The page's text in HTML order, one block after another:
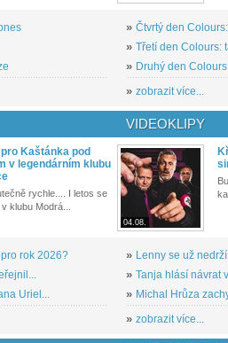
» Čtvrtý den
» Třetí den Colours:
» Druhý den
» zobrazit více...
Kaštánka pod
v legendárním klubu
rychle.... I letos se
klubu Modrá...
rok 2026?
Uriel...
VIDEOKLIPY
04.08.
» Lenny se už
» Tanja hlásí návrat
» Michal Hrůza
» zobrazit více...